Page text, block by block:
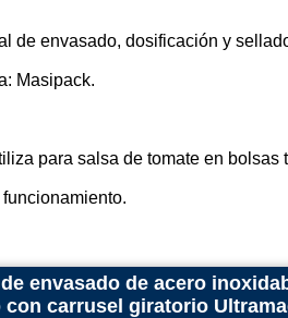
Máquinas envasadoras de
tienen múltiples carriles de
Máquinas de llenado de
Algunas máquinas pueden
permiten personalizar los
las necesidades de producción
los recursos disponibles. Cada
características para satisfacer
de envasado, dosificación y
Masipack.
para salsa de tomate en bolsas
envasado de acero
con carrusel giratorio